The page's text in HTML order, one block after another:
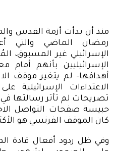
منذ أن بدأت أزمة القدس
رمضان الماضي والتي
الإسرائيلي غير المسبوق،
الإسرائيليين بأنهم أمام
أهدافها- لم يتغير موقف
الاعتداءات الإسرائيلية
تصريحات لم تأثر رسالتها
حبيسة صفحات التواصل
كان الموقف الفرنسي هو
وفي ظل ردود أفعال قادة